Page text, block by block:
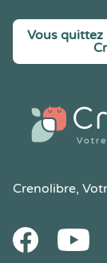
Vous quittez
Crenolibre,
FacebookYoutube